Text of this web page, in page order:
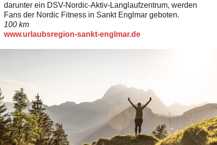
darunter ein DSV-Nordic-Aktiv-Langlaufzentrum, werden
Fans der Nordic Fitness in Sankt Englmar geboten.
100 km
www.urlaubsregion-sankt-englmar.de